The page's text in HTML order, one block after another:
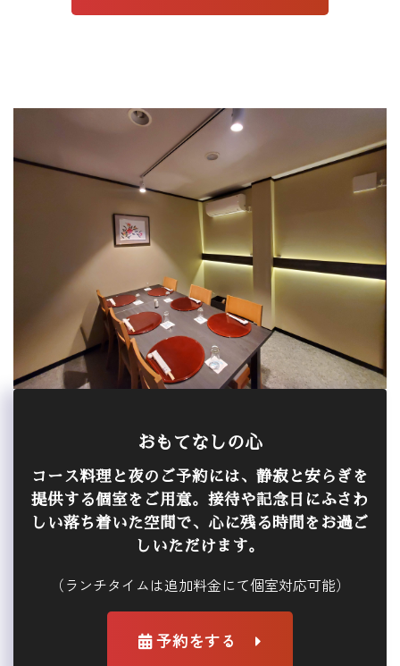
おもてなしの心
コース料理と夜のご予約には、静寂と安らぎを
提供する個室をご用意。接待や記念日にふさわ
しい落ち着いた空間で、心に残る時間をお過ご
しいただけます。
（ランチタイムは追加料金にて個室対応可能）
予約をする